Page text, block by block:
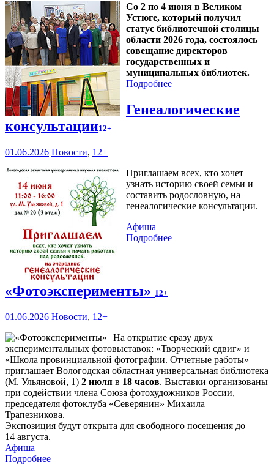
Со 2 по 4 июня в Великом
Устюге, который получил
статус библиотечной столицы
области 2026 года, состоялось
совещание директоров
государственных и
муниципальных библиотек.
Подробнее
Генеалогические
консультации12+
01.06.2026 Новости, 12+
Приглашаем всех, кто хочет
узнать историю своей семьи и
составить родословную, на
генеалогические консультации.
Афиша
Подробнее
«Фотоэксперименты» 12+
01.06.2026 Новости, 12+
На открытие сразу двух
экспериментальных фотовыставок: «Творческий сдвиг» и
«Школа провинциальной фотографии. Отчетные работы»
приглашает Вологодская областная универсальная библиотека
(М. Ульяновой, 1) 2 июля в 18 часов. Выставки организованы
при содействии члена Союза фотохудожников России,
председателя фотоклуба «Северянин» Михаила
Трапезникова.
Экспозиция будут открыта для свободного посещения до
14 августа.
Афиша
Подробнее